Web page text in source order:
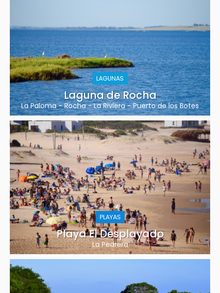
LAGUNAS
Laguna de Rocha
La Paloma-Rocha-La Riviera-Puerto de los Botes
PLAYAS
Playa El Desplayado
La Pedrera